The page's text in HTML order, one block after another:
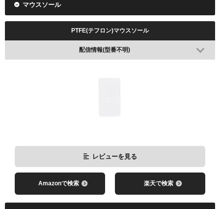
配信情報
Amazonで検索 楽天で検索
マウスソール
PTFE(テフロン)マウスソール
配信情報(型番不明)
レビューを見る
Amazonで検索 楽天で検索